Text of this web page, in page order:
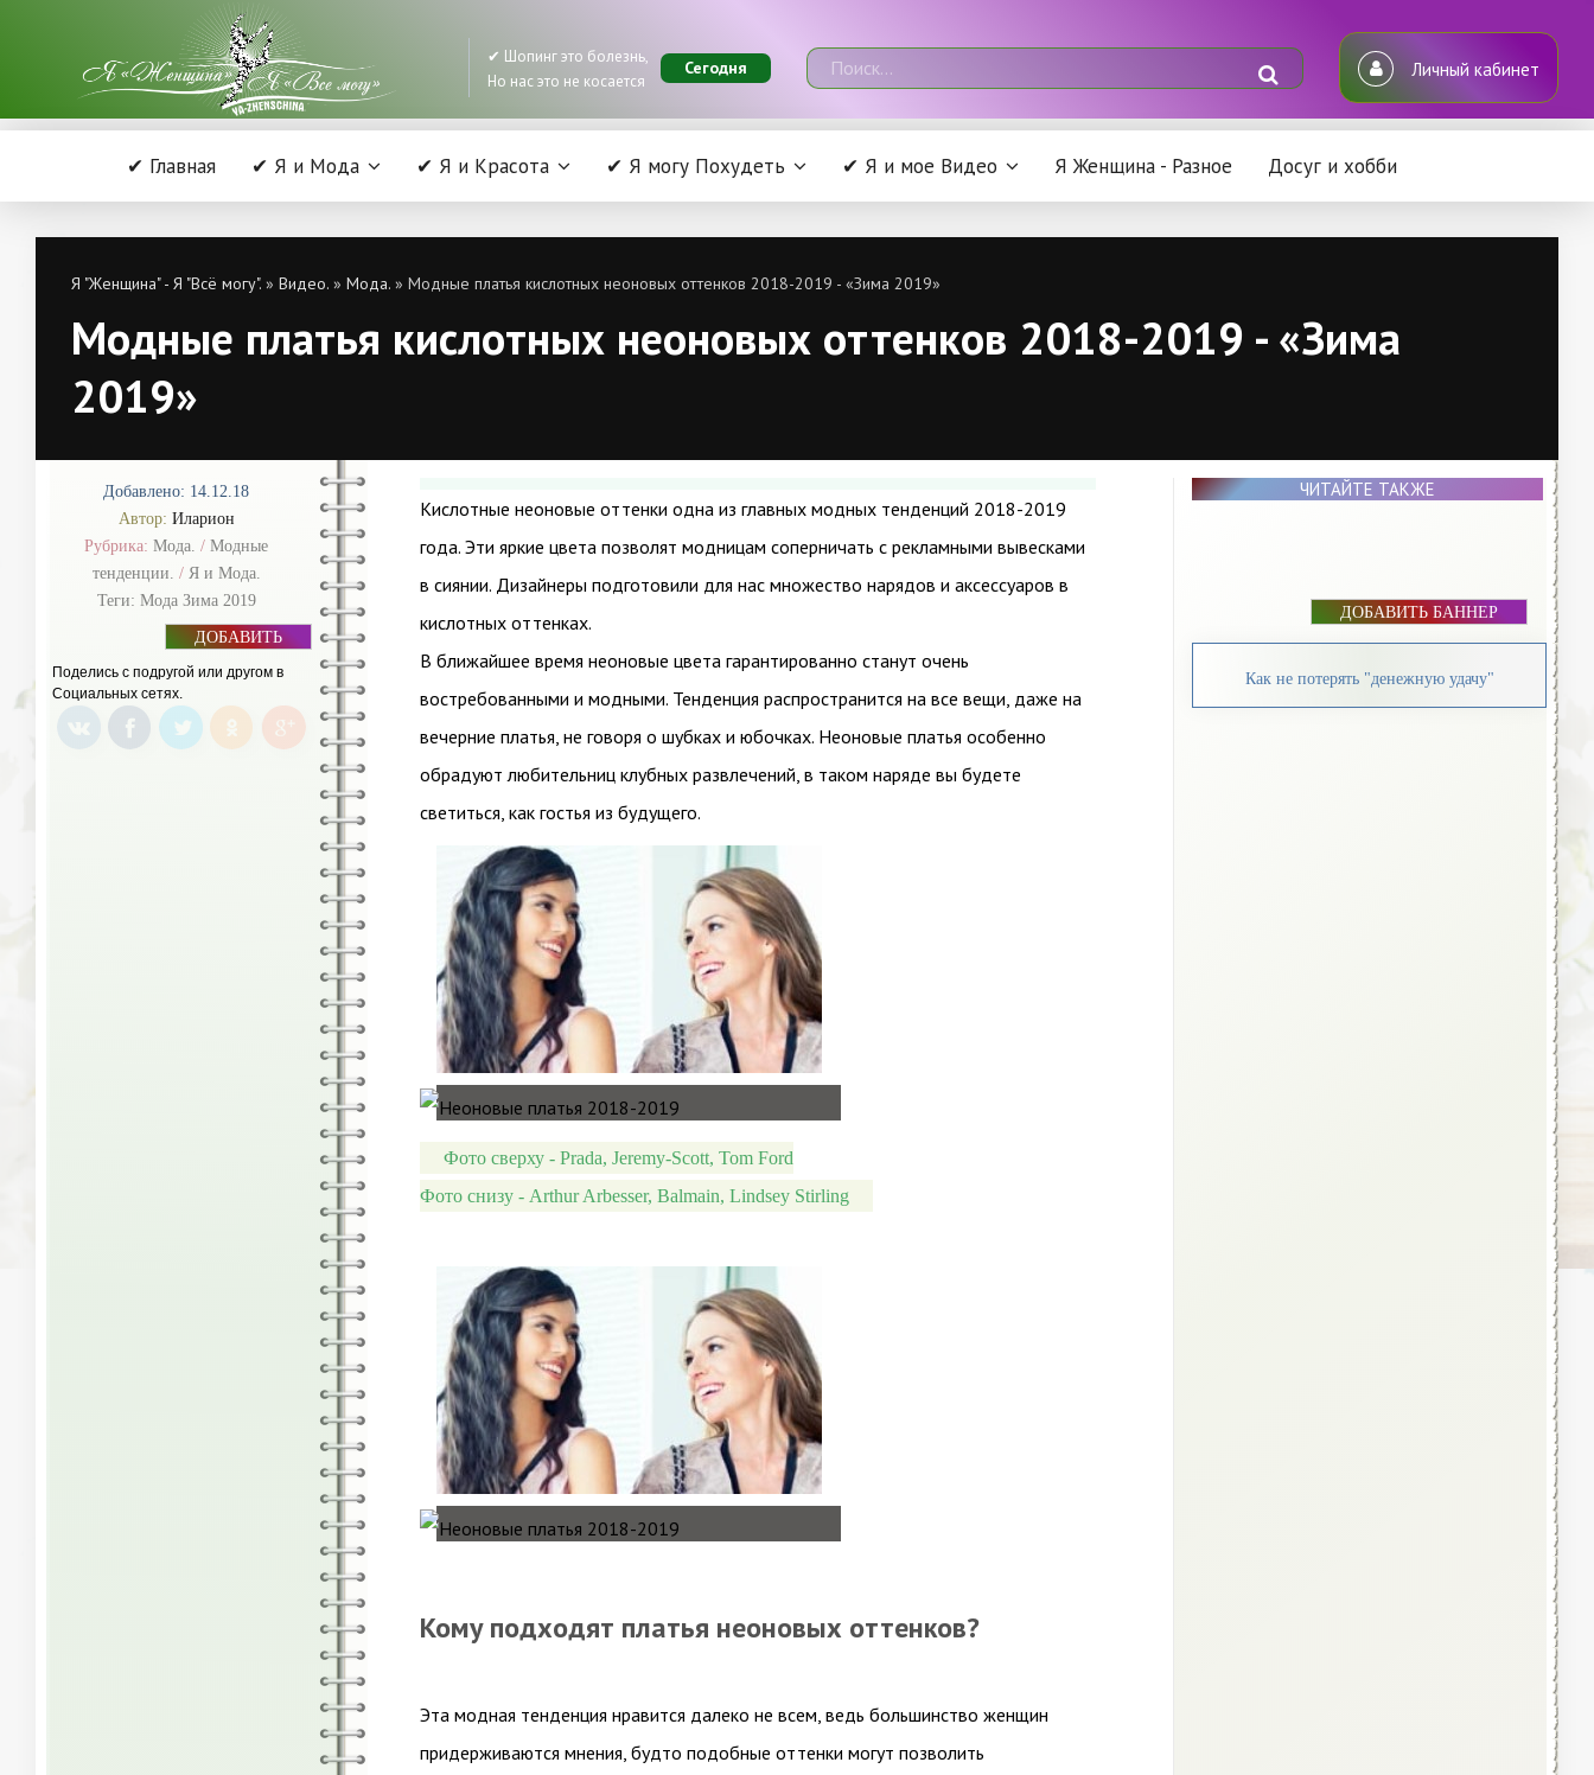
✔ Шопинг это болезнь,
Но нас это не косается
Сегодня Личный кабинет
✔ Главная ✔ Я и Мода ✔ Я и Красота ✔ Я могу Похудеть ✔ Я и мое Видео Я Женщина - Разное Досуг и хобби
Я "Женщина" - Я "Всё могу". » Видео. » Мода. » Модные платья кислотных неоновых оттенков 2018-2019 - «Зима 2019»
Модные платья кислотных неоновых оттенков 2018-2019 - «Зима
2019»
Добавлено: 14.12.18
Автор: Иларион
Рубрика: Мода. / Модные
тенденции. / Я и Мода.
Теги: Мода Зима 2019
ДОБАВИТЬ
Поделись с подругой или другом в
Социальных сетях.
Кислотные неоновые оттенки одна из главных модных тенденций 2018-2019
года. Эти яркие цвета позволят модницам соперничать с рекламными вывесками
в сиянии. Дизайнеры подготовили для нас множество нарядов и аксессуаров в
кислотных оттенках.
В ближайшее время неоновые цвета гарантированно станут очень
востребованными и модными. Тенденция распространится на все вещи, даже на
вечерние платья, не говоря о шубках и юбочках. Неоновые платья особенно
обрадуют любительниц клубных развлечений, в таком наряде вы будете
светиться, как гостья из будущего.
Фото сверху - Prada, Jeremy-Scott, Tom Ford
Фото снизу - Arthur Arbesser, Balmain, Lindsey Stirling
Кому подходят платья неоновых оттенков?
Эта модная тенденция нравится далеко не всем, ведь большинство женщин
придерживаются мнения, будто подобные оттенки могут позволить
ЧИТАЙТЕ ТАКЖЕ
ДОБАВИТЬ БАННЕР
Как не потерять "денежную удачу"